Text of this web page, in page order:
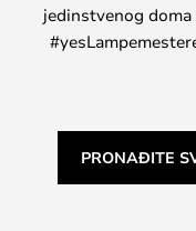
jedinstvenog
PRONAĐITE